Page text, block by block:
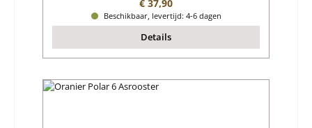
€ 37,90
Beschikbaar, levertijd: 4-6 dagen
Details